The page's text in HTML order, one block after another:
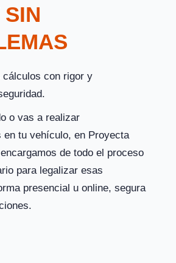
cálculos con rigor y
o vas a realizar
en tu vehículo, en Proyecta
de todo el proceso
para legalizar esas
presencial u online, segura